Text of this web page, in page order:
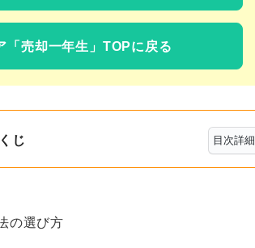
「売却一年生」TOPに戻る
目次詳細
じ
の選び方